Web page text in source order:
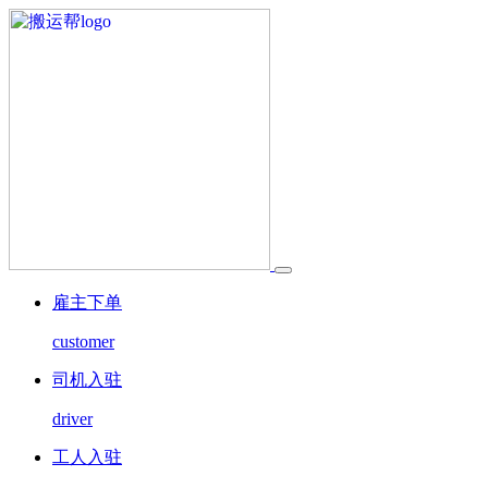
雇主下单
customer
司机入驻
driver
工人入驻